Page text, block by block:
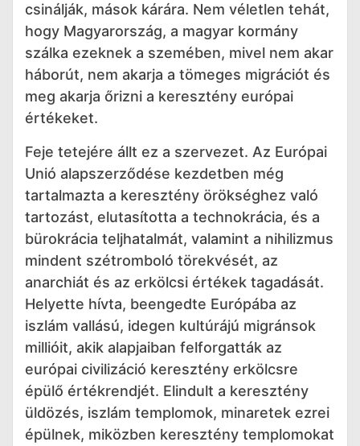
csinálják, mások kárára. Nem véletlen tehát,
hogy Magyarország, a magyar kormány
szálka ezeknek a szemében, mivel nem akar
háborút, nem akarja a tömeges migrációt és
meg akarja őrizni a keresztény európai
értékeket.
Feje tetejére állt ez a szervezet. Az Európai
Unió alapszerződése kezdetben még
tartalmazta a keresztény örökséghez való
tartozást, elutasította a technokrácia, és a
bürokrácia teljhatalmát, valamint a nihilizmus
mindent szétromboló törekvését, az
anarchiát és az erkölcsi értékek tagadását.
Helyette hívta, beengedte Európába az
iszlám vallású, idegen kultúrájú migránsok
millióit, akik alapjaiban felforgatták az
európai civilizáció keresztény erkölcsre
épülő értékrendjét. Elindult a keresztény
üldözés, iszlám templomok, minaretek ezrei
épülnek, miközben keresztény templomokat